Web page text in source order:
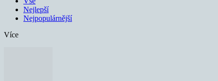
Nejlepší
Nejpopulárnější
Více